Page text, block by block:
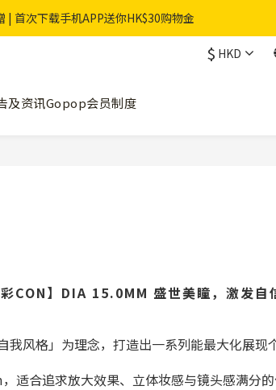
首次下载手机APP送你HK$30购物金
$ HKD
及资讯Gopop会员制度
CON】DIA 15.0MM 盛世美瞳，激发自
风格」为理念，打造出一系列能最大化展现
适合追求放大效果、立体妆感与镜头感满分的